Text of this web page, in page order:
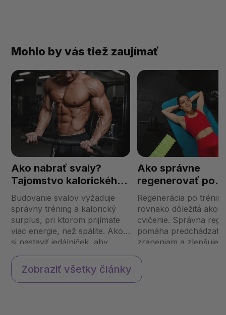
Mohlo by vás tiež zaujímať
Ako nabrať svaly?
Tajomstvo kalorického
surplusu
Budovanie svalov vyžaduje
správny tréning a kalorický
surplus, pri ktorom prijímate
viac energie, než spálite. Ako
si nastaviť jedálniček, aby
podporoval rast svalov, a na
čo si dať pozor? Prečo je
potrebné prijímať viac kalórií?
Ako správne
regenerovať po
tréningu?
Regenerácia po
rovnako dôležitá ako
cvičenie. Správna
pomáha predchádzať
zraneniam a zlepšuje
dodržiavať, aby ste
poskytli potrebný
Zobraziť všetky články